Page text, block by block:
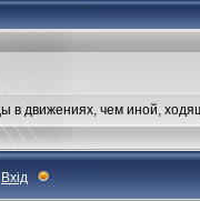
в движениях, чем иной,
Вхід